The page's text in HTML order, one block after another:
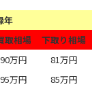
年
取相場
下取り相場
90万円
81万円
95万円
85万円